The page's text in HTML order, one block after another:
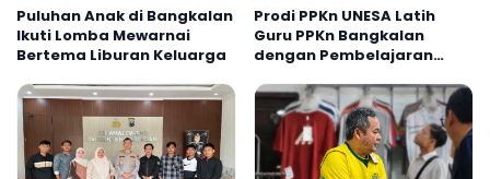
Puluhan Anak di Bangkalan
Ikuti Lomba Mewarnai
Bertema Liburan Keluarga
Prodi PPKn UNESA Latih
Guru PPKn Bangkalan
dengan Pembelajaran